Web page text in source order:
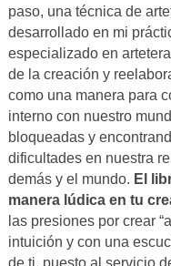
paso, una técnica de
desarrollado en mi
especializado en
de la creación y
como una manera para
interno con nuestro
bloqueadas y
dificultades en nuestra
demás y el mundo. El
manera lúdica en tu
las presiones por crear
intuición y con una
de ti, puesto al servicio